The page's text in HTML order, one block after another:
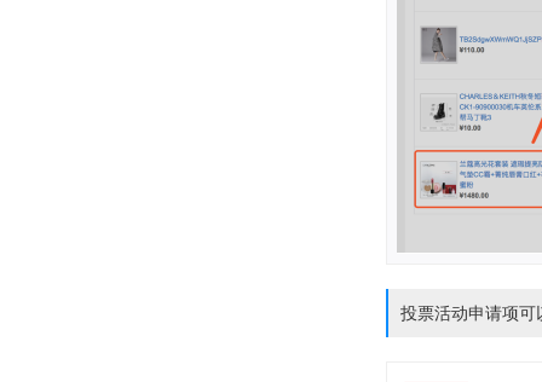
投票活动申请项可